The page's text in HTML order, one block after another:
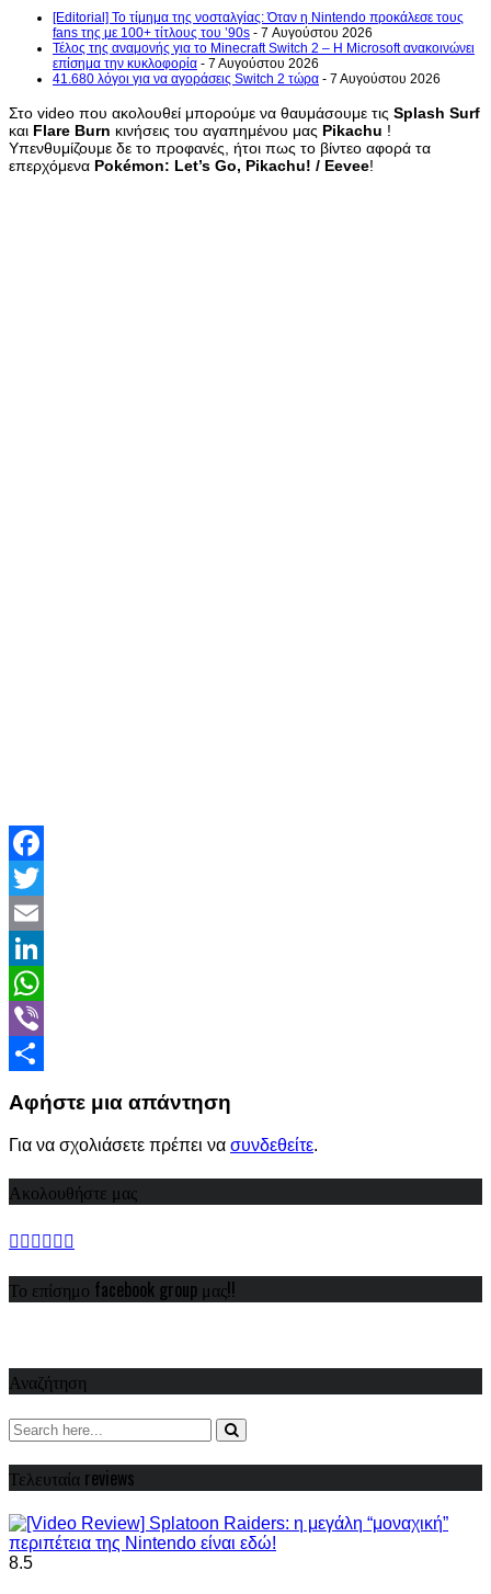
[Editorial] Το τίμημα της νοσταλγίας: Όταν η Nintendo προκάλεσε τους
fans της με 100+ τίτλους του ’90s - 7 Αυγούστου 2026
Τέλος της αναμονής για το Minecraft Switch 2 – Η Microsoft ανακοινώνει
επίσημα την κυκλοφορία - 7 Αυγούστου 2026
41.680 λόγοι για να αγοράσεις Switch 2 τώρα - 7 Αυγούστου 2026
Στο video που ακολουθεί μπορούμε να θαυμάσουμε τις Splash Surf
και Flare Burn κινήσεις του αγαπημένου μας Pikachu !
Υπενθυμίζουμε δε το προφανές, ήτοι πως το βίντεο αφορά τα
επερχόμενα Pokémon: Let’s Go, Pikachu! / Eevee!
Facebook
Twitter
Email
LinkedIn
WhatsApp
Viber
Αφήστε μια απάντηση
Για να σχολιάσετε πρέπει να συνδεθείτε.
Ακολουθήστε μας
Το επίσημο facebook group μας!!
Αναζήτηση
Τελευταία reviews
8.5